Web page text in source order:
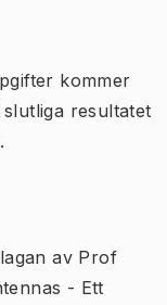
kommer
resultatet
av Prof
- Ett